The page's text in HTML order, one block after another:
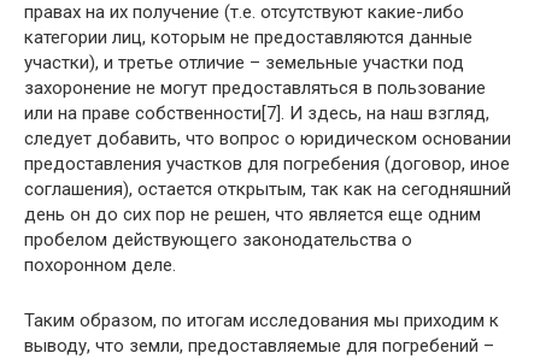
правах на их получение (т.е. отсутствуют какие-либо
категории лиц, которым не предоставляются данные
участки), и третье отличие – земельные участки под
захоронение не могут предоставляться в пользование
или на праве собственности[7]. И здесь, на наш взгляд,
следует добавить, что вопрос о юридическом основании
предоставления участков для погребения (договор, иное
соглашения), остается открытым, так как на сегодняшний
день он до сих пор не решен, что является еще одним
пробелом действующего законодательства о
похоронном деле.
Таким образом, по итогам исследования мы приходим к
выводу, что земли, предоставляемые для погребений –